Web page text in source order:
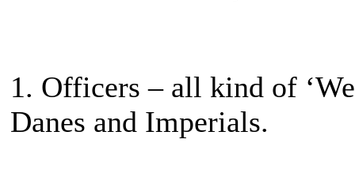
1. Officers – all kind of
Danes and Imperials.